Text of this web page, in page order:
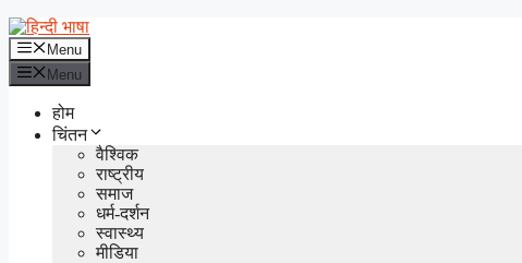
Menu
Menu
होम
चिंतन
वैश्विक
राष्ट्रीय
समाज
धर्म-दर्शन
स्वास्थ्य
मीडिया